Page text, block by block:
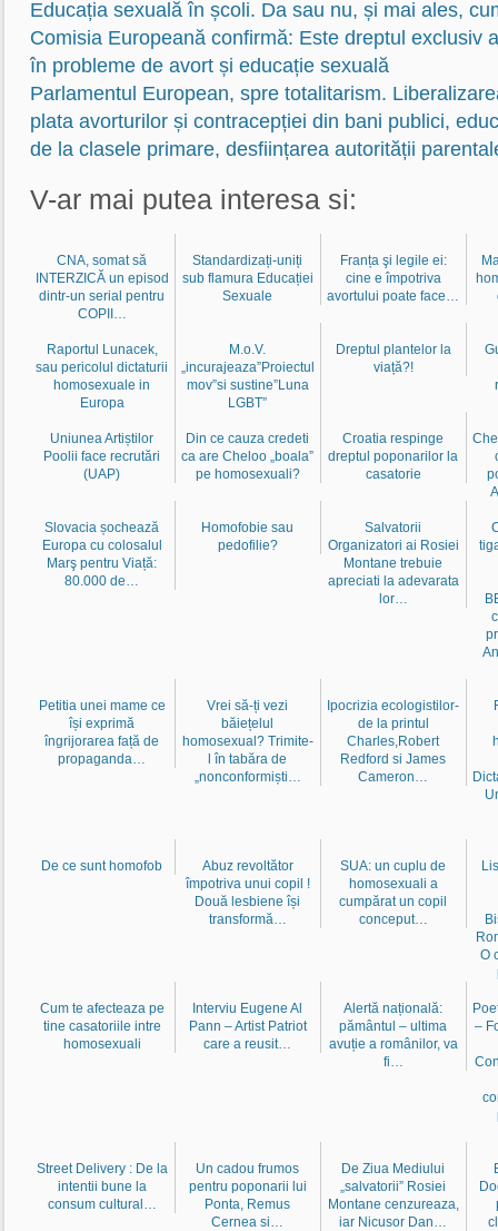
Educația sexuală în școli. Da sau nu, și mai ales,
Comisia Europeană confirmă: Este dreptul exclusiv
în probleme de avort și educație sexuală
Parlamentul European, spre totalitarism.
plata avorturilor și contracepției din bani publici,
de la clasele primare, desființarea autorității
V-ar mai putea interesa si:
CNA, somat să
INTERZICĂ un episod
dintr-un serial pentru
COPII…
Standardizați-uniți
sub flamura Educației
Sexuale
Franța şi legile ei:
cine e împotriva
avortului poate face…
Raportul Lunacek,
sau pericolul dictaturii
homosexuale in
Europa
M.o.V.
„incurajeaza”Proiectul
mov”si sustine”Luna
LGBT”
Dreptul plantelor la
viață?!
Uniunea Artiștilor
Poolii face recrutări
(UAP)
Din ce cauza credeti
ca are Cheloo „boala”
pe homosexuali?
Croatia respinge
dreptul poponarilor la
casatorie
Slovacia șochează
Europa cu colosalul
Marş pentru Viață:
80.000 de…
Homofobie sau
pedofilie?
Salvatorii
Organizatori ai Rosiei
Montane trebuie
apreciati la adevarata
lor…
Petitia unei mame ce
își exprimă
îngrijorarea față de
propaganda…
Vrei să-ți vezi
băiețelul
homosexual? Trimite-
l în tabăra de
„nonconformiști…
Ipocrizia ecologistilor-
de la printul
Charles,Robert
Redford si James
Cameron…
De ce sunt homofob
Abuz revoltător
împotriva unui copil !
Două lesbiene își
transformă…
SUA: un cuplu de
homosexuali a
cumpărat un copil
conceput…
O
Cum te afecteaza pe
tine casatoriile intre
homosexuali
Interviu Eugene Al
Pann – Artist Patriot
care a reusit…
Alertă națională:
pământul – ultima
avuție a românilor, va
fi…
–
Street Delivery : De la
intentii bune la
consum cultural…
Un cadou frumos
pentru poponarii lui
Ponta, Remus
Cernea si…
De Ziua Mediului
„salvatorii” Rosiei
Montane cenzureaza,
iar Nicusor Dan…